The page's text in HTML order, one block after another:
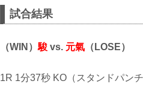
試合結果
（WIN）駿 vs. 元氣 （LOSE）
1R 1分37秒 KO（スタンドパンチ